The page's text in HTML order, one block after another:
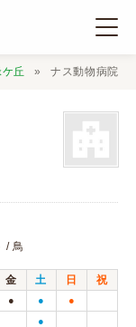
丘 ナス動物病院
/ 鳥
金 土 日
祝
● ● ●
●